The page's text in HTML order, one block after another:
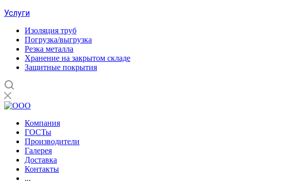
Услуги
Изоляция труб
Погрузка/выгрузка
Резка металла
Хранение на закрытом складе
Защитные покрытия
Компания
ГОСТы
Производители
Галерея
Доставка
Контакты
...